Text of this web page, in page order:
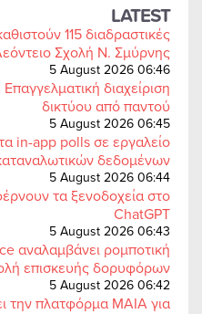
LATEST
115 διαδραστικές
Σχολή Ν. Σμύρνης
5 August 2026 06:46
διαχείριση
δικτύου από παντού
5 August 2026 06:45
in-app polls σε εργαλείο
δεδομένων
5 August 2026 06:44
τα ξενοδοχεία στο
ChatGPT
5 August 2026 06:43
αναλαμβάνει ρομποτική
επισκευής δορυφόρων
5 August 2026 06:42
την πλατφόρμα MAIA για